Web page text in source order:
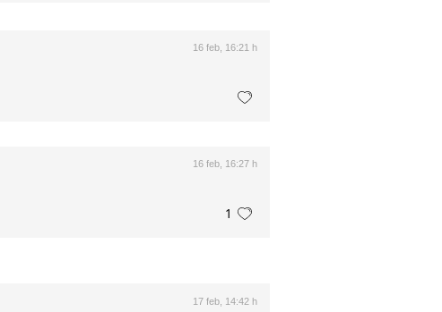
16 feb, 16:21 h
16 feb, 16:27 h
1
17 feb, 14:42 h